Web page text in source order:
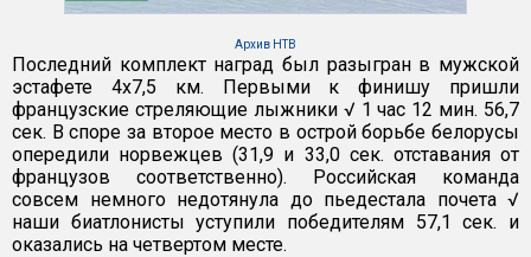
Архив НТВ
Последний комплект наград был разыгран в мужской
эстафете 4х7,5 км. Первыми к финишу пришли
французские стреляющие лыжники √ 1 час 12 мин. 56,7
сек. В споре за второе место в острой борьбе белорусы
опередили норвежцев (31,9 и 33,0 сек. отставания от
французов соответственно). Российская команда
совсем немного недотянула до пьедестала почета √
наши биатлонисты уступили победителям 57,1 сек. и
оказались на четвертом месте.